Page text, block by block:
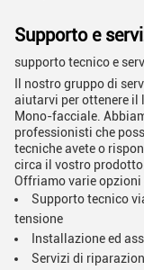
Supporto e
supporto tecnico e
Il nostro gruppo di
aiutarvi per ottenere il
Mono-facciale.
professionisti che
tecniche avete o
circa il vostro prodotto.
Offriamo varie
Supporto tecnico
tensione
Installazione ed
Servizi di